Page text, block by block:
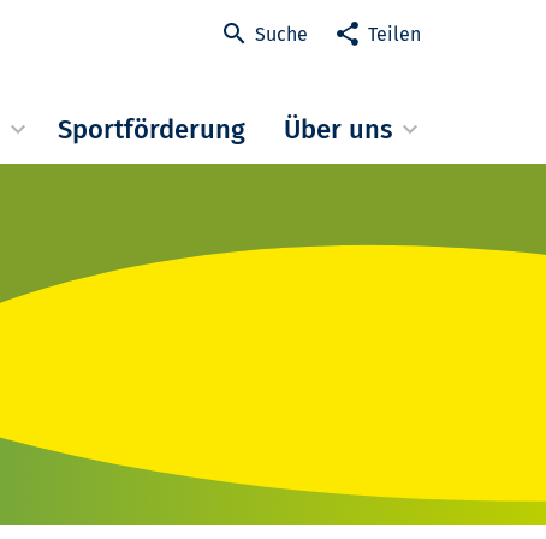
Suche Teilen
Sportförderung Über uns